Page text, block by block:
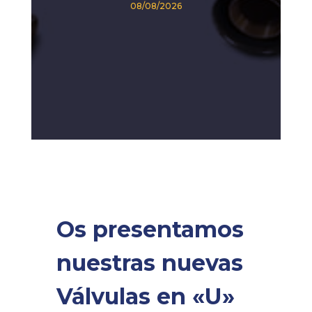
08/08/2026
Os presentamos
nuestras nuevas
Válvulas en «U»